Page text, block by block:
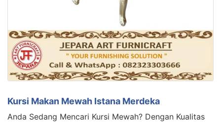
Kursi Makan Mewah Istana Merdeka
Anda Sedang Mencari Kursi Mewah? Dengan Kualitas